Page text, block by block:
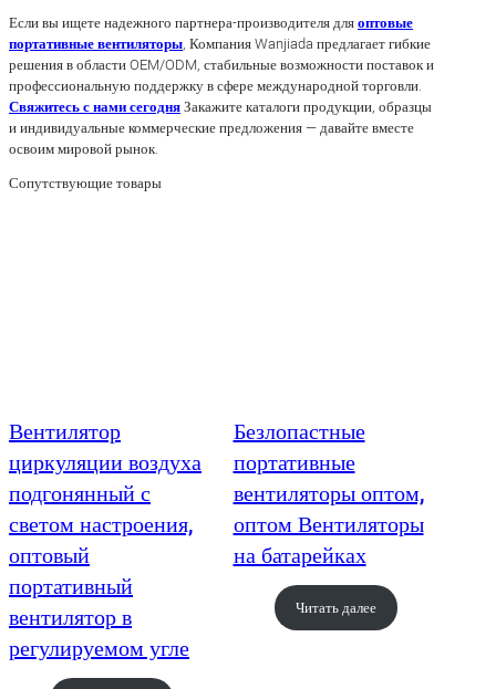
Если вы ищете надежного партнера-производителя дляоптовые
портативные вентиляторы, Компания Wanjiada предлагает гибкие
решения в области OEM/ODM, стабильные возможности поставок и
профессиональную поддержку в сфере международной торговли.
Свяжитесь с нами сегодняЗакажите каталоги продукции, образцы
и индивидуальные коммерческие предложения — давайте вместе
освоим мировой рынок.
Сопутствующие товары
Вентилятор
циркуляции воздуха
подгонянный с
светом настроения,
оптовый
портативный
вентилятор в
регулируемом угле
Безлопастные
портативные
вентиляторы оптом,
оптом Вентиляторы
на батарейках
Читать далее